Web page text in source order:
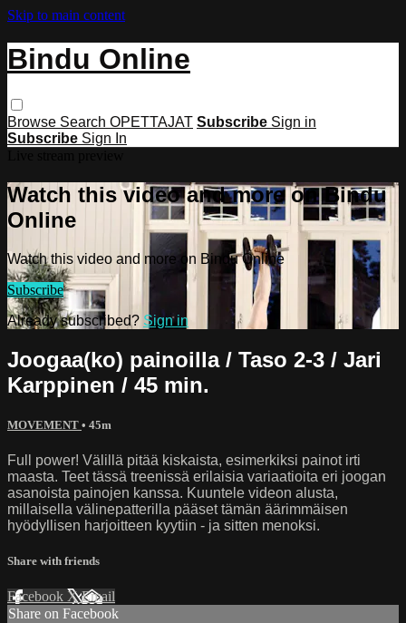
Skip to main content
Bindu Online
Browse Search OPETTAJAT Subscribe Sign in
Subscribe Sign In
Watch this video and more on Bindu
Online
Watch this video and more on Bindu Online
Subscribe
Already subscribed? Sign in
Joogaa(ko) painoilla / Taso 2-3 / Jari
Karppinen / 45 min.
MOVEMENT • 45m
Full power! Välillä pitää kiskaista, esimerkiksi painot irti
maasta. Teet tässä treenissä erilaisia variaatioita eri joogan
asanoista painojen kanssa. Kuuntele videon alusta,
millaisella välinepatterilla pääset tämän äärimmäisen
hyödyllisen harjoitteen kyytiin - ja sitten menoksi.
Share with friends
Facebook XEmail
Share on Facebook